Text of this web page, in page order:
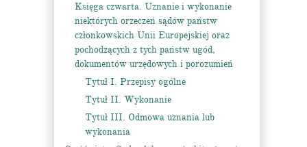
Księga czwarta. Uznanie i wykonanie
niektórych orzeczeń sądów państw
członkowskich Unii Europejskiej oraz
pochodzących z tych państw ugód,
dokumentów urzędowych i porozumień
Tytuł I. Przepisy ogólne
Tytuł II. Wykonanie
Tytuł III. Odmowa uznania lub
wykonania